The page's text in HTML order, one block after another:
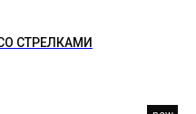
СТРЕЛКАМИ